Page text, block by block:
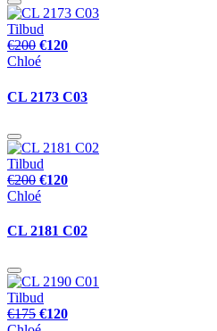
Tilbud
€200 €120
Chloé
CL 2173 C03
Tilbud
€200 €120
Chloé
CL 2181 C02
Tilbud
€175 €120